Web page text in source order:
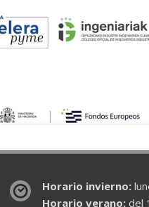
Horario invierno:
Horario verano:del